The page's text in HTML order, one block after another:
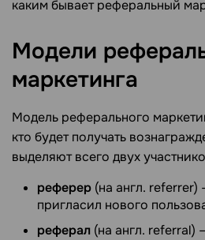
каким бывает реферальный
Модели
маркетинга
Модель реферального
кто будет получать
выделяют всего двух
реферер (на англ. referrer)
пригласил нового
реферал (на англ. referral)